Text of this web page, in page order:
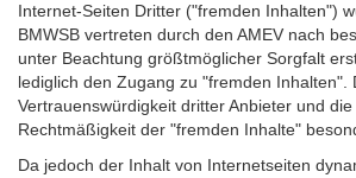
Internet-Seiten Dritter ("fremden Inhalten")
BMWSB vertreten durch den AMEV nach
unter Beachtung größtmöglicher Sorgfalt
lediglich den Zugang zu "fremden Inhalten".
Vertrauenswürdigkeit dritter Anbieter und
Rechtmäßigkeit der "fremden Inhalte"
Da jedoch der Inhalt von Internetseiten